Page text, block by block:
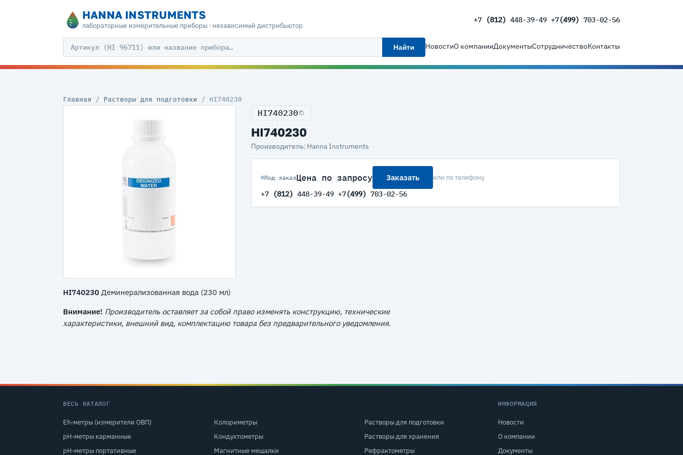
HANNA INSTRUMENTS
лабораторные измерительные приборы · независимый дистрибьютор
+7 (812) 448-39-49 +7(499) 703-02-56
Найти НовостиО компанииДокументыСотрудничествоКонтакты
Главная / Растворы для подготовки / HI740230
HI740230
HI740230
Производитель: Hanna Instruments
Под заказЦена по запросу Заказать или по телефону
+7 (812) 448-39-49 +7(499) 703-02-56
HI740230 Деминерализованная вода (230 мл)
Внимание! Производитель оставляет за собой право изменять конструкцию, технические
характеристики, внешний вид, комплектацию товара без предварительного уведомления.
ВЕСЬ КАТАЛОГ
Eh-метры (измерители ОВП)
pH-метры карманные
pH-метры портативные
Колориметры
Кондуктометры
Магнитные мешалки
Растворы для подготовки
Растворы для хранения
Рефрактометры
ИНФОРМАЦИЯ
Новости
О компании
Документы